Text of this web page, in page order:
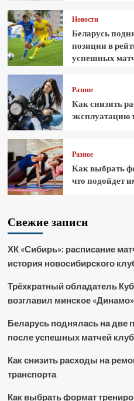
Новости
Беларусь
позиции в
успешных
Разное
Как снизить
эксплуатацию
Разное
Как выбрать
что подойдет
Свежие записи
ХК «Сибирь»: расписание
история новосибирского
Трёхкратный обладатель
возглавил минское «Динамо»
Беларусь поднялась на две
после успешных матчей
Как снизить расходы на
транспорта
Как выбрать формат